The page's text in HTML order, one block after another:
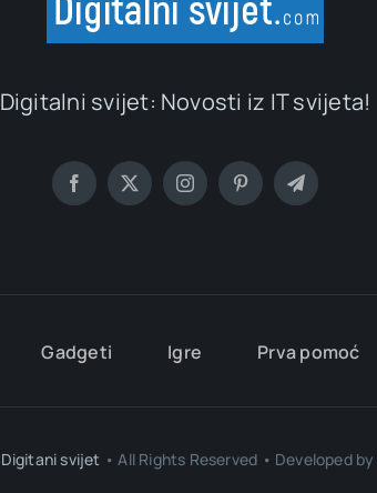
Digitalni svijet: Novosti iz IT svijeta!
Gadgeti Igre Prva pomoć
Digitani svijet • All Rights Reserved • Developed by